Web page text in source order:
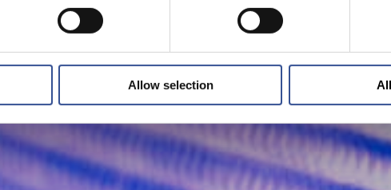
Allow selection